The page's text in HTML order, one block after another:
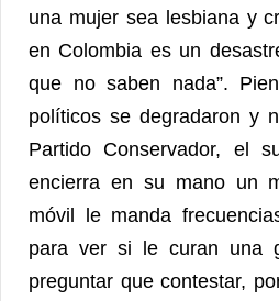
una mujer sea lesbiana y
en Colombia es un
que no saben nada”.
políticos se degradaron y
Partido Conservador, el
encierra en su mano un
móvil le manda
para ver si le curan una
preguntar que contestar,